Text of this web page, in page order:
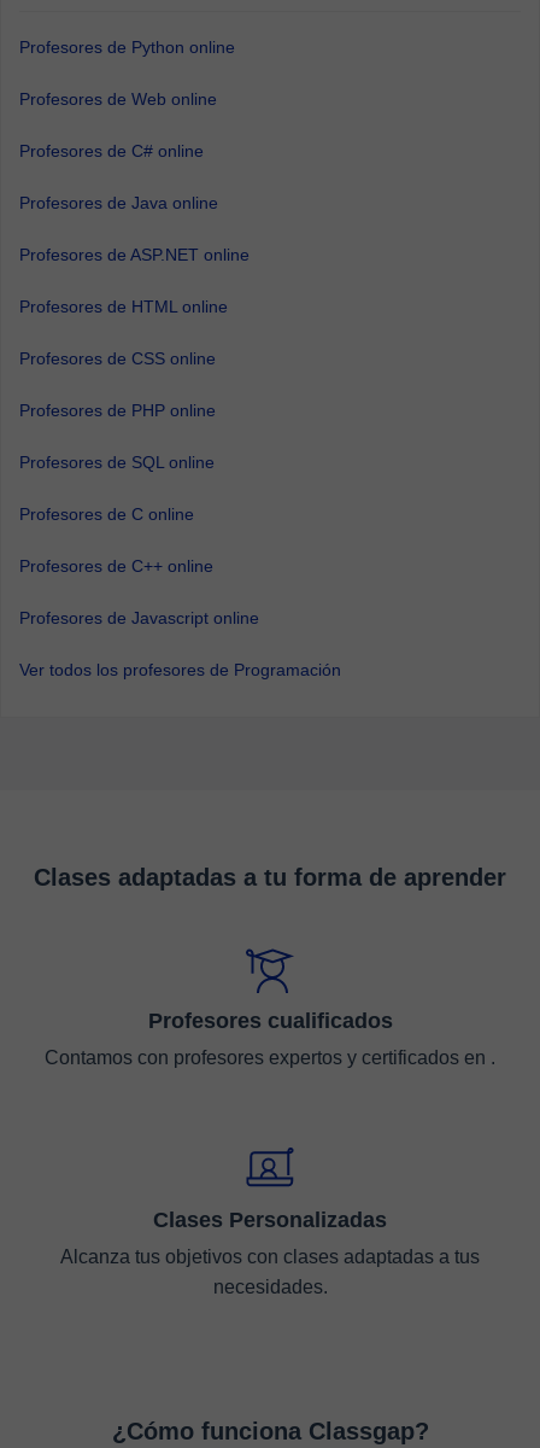
Profesores de Python online
Profesores de Web online
Profesores de C# online
Profesores de Java online
Profesores de ASP.NET online
Profesores de HTML online
Profesores de CSS online
Profesores de PHP online
Profesores de SQL online
Profesores de C online
Profesores de C++ online
Profesores de Javascript online
Ver todos los profesores de Programación
Clases adaptadas a tu forma de aprender
Profesores cualificados
Contamos con profesores expertos y certificados en .
Clases Personalizadas
Alcanza tus objetivos con clases adaptadas a tus
necesidades.
¿Cómo funciona Classgap?